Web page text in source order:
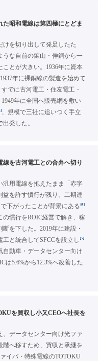
た昭和電線は第四極にとどま
けを切り出して発足したた
うな自前の鉱山・伸銅から一
とが大きい。1936年に資本
年に裸銅線の製造を始めて
でに古河電工・住友電工・
1949年に全国へ販売網を敷い
、規模で三社に追いつく手立
発した。
線を古河電工との合弁へ切り
汎用電線を抱えたまま「赤字
益を許す慣行が残り、二期連
下がったことが背景にある [4]
の慣行をROIC経営で解き、稼
を下した。2019年に建設・
と統合してSFCCを設立し [5]
自動車・データセンター向け
は5.6%から12.3%へ改善した
を買収し小又CEOへ社長を
、データセンター向け光ファ
階へ移すため、買収と承継を
イバ・特殊電線のTOTOKU